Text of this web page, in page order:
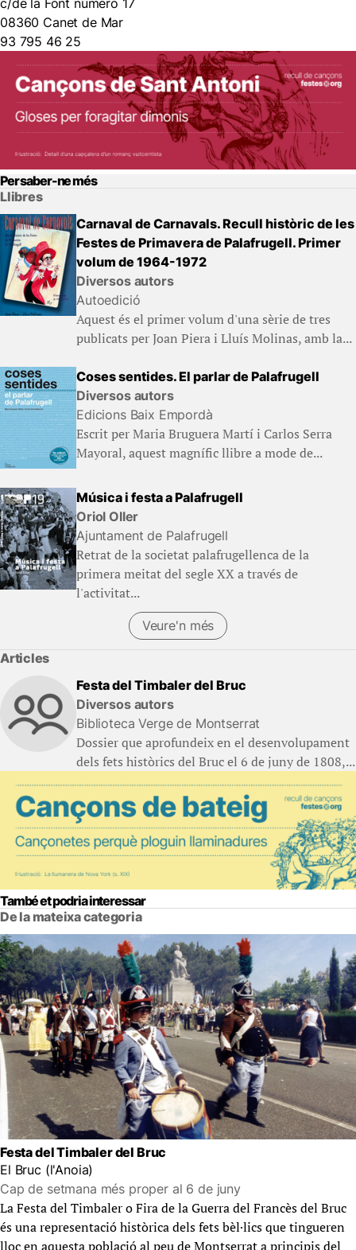
08360 Canet de Mar
93 795 46 25
Per saber-ne més
Llibres
Carnaval de Carnavals. Recull històric de les
Festes de Primavera de Palafrugell. Primer
volum de 1964-1972
Diversos autors
Autoedició
Aquest és el primer volum d'una sèrie de tres
publicats per Joan Piera i Lluís Molinas, amb la...
Coses sentides. El parlar de Palafrugell
Diversos autors
Edicions Baix Empordà
Escrit per Maria Bruguera Martí i Carlos Serra
Mayoral, aquest magnífic llibre a mode de...
Música i festa a Palafrugell
Oriol Oller
Ajuntament de Palafrugell
Retrat de la societat palafrugellenca de la
primera meitat del segle XX a través de
l'activitat...
Veure'n més
(Llibres)
Articles
Festa del Timbaler del Bruc
Diversos autors
Biblioteca Verge de Montserrat
Dossier que aprofundeix en el desenvolupament
dels fets històrics del Bruc el 6 de juny de 1808,...
També et podria interessar
De la mateixa categoria
Festa del Timbaler del Bruc
El Bruc (l'Anoia)
Cap de setmana més proper al 6 de juny
La Festa del Timbaler o Fira de la Guerra del Francès del Bruc
és una representació històrica dels fets bèl·lics que tingueren
lloc en aquesta població al peu de Montserrat a principis del